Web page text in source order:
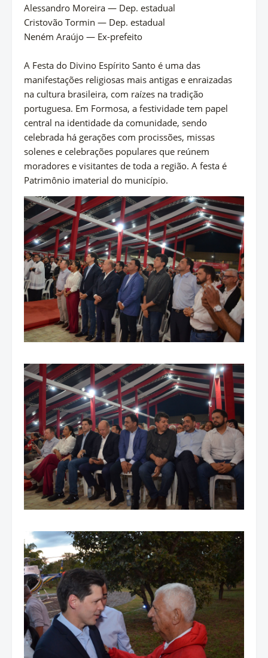
Alessandro Moreira — Dep. estadual
Cristovão Tormin — Dep. estadual
Neném Araújo — Ex-prefeito
A Festa do Divino Espírito Santo é uma das
manifestações religiosas mais antigas e enraizadas
na cultura brasileira, com raízes na tradição
portuguesa. Em Formosa, a festividade tem papel
central na identidade da comunidade, sendo
celebrada há gerações com procissões, missas
solenes e celebrações populares que reúnem
moradores e visitantes de toda a região. A festa é
Patrimônio imaterial do município.